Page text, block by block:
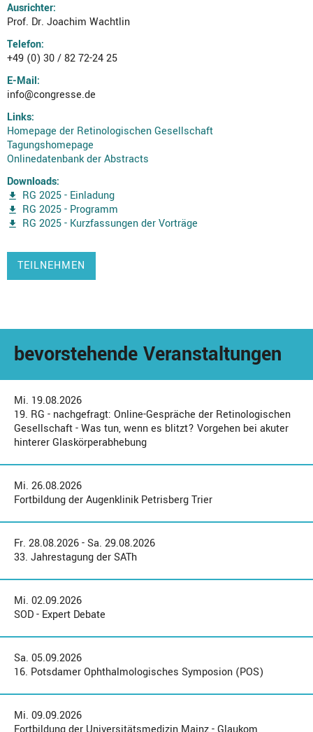
Ausrichter:
Prof. Dr. Joachim Wachtlin
Telefon:
+49 (0) 30 / 82 72-24 25
E-Mail:
info@congresse.de
Links:
Homepage der Retinologischen Gesellschaft
Tagungshomepage
Onlinedatenbank der Abstracts
Downloads:
RG 2025 - Einladung
RG 2025 - Programm
RG 2025 - Kurzfassungen der Vorträge
TEILNEHMEN
bevorstehende Veranstaltungen
Mi. 19.08.2026
19. RG - nachgefragt: Online-Gespräche der Retinologischen
Gesellschaft - Was tun, wenn es blitzt? Vorgehen bei akuter
hinterer Glaskörperabhebung
Mi. 26.08.2026
Fortbildung der Augenklinik Petrisberg Trier
Fr. 28.08.2026 - Sa. 29.08.2026
33. Jahrestagung der SATh
Mi. 02.09.2026
SOD - Expert Debate
Sa. 05.09.2026
16. Potsdamer Ophthalmologisches Symposion (POS)
Mi. 09.09.2026